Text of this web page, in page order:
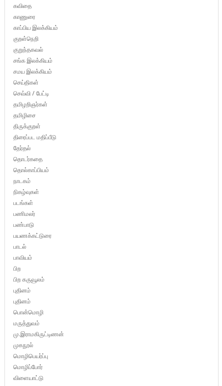
கவிதை
காணுரை
காப்பிய இலக்கியம்
குறள்நெறி
குறுந்தகவல்
சங்க இலக்கியம்
சமய இலக்கியம்
செய்திகள்
செவ்வி / பேட்டி
தமிழறிஞர்கள்
தமிழிசை
திருக்குறள்
திரைப்பட மதிப்பீடு
தேர்தல்
தொடர்கதை
தொல்காப்பியம்
நாடகம்
நிகழ்வுகள்
படங்கள்
பணிமலர்
பண்பாடு
பயணக்கட்டுரை
பாடல்
பாவியம்
பிற
பிற கருவூலம்
புதினம்
புதினம்
பொன்மொழி
மருத்துவம்
மு.இராமகிருட்டிணன்
முகநூல்
மொழிபெயர்ப்பு
மொழிப்போர்
விளையாட்டு